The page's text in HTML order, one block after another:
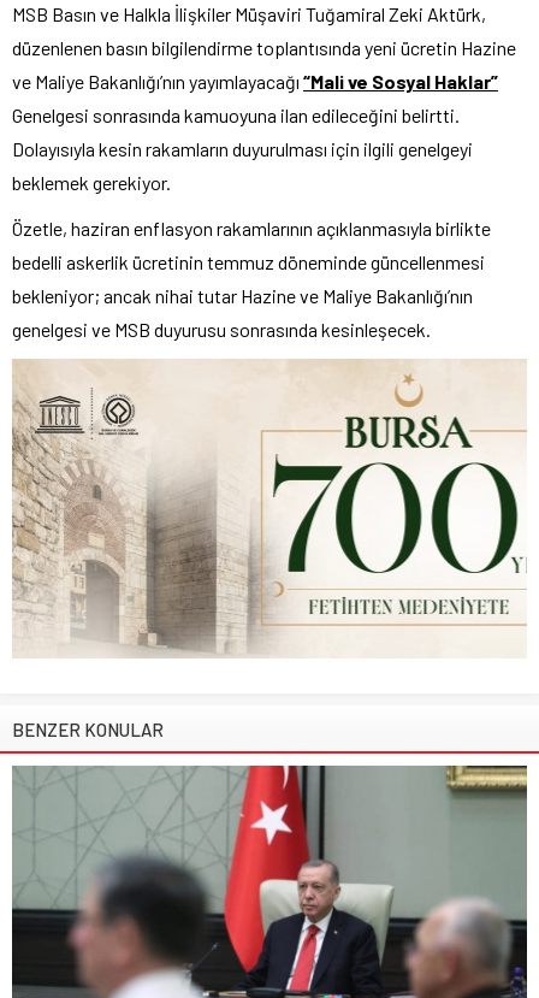
MSB Basın ve Halkla İlişkiler Müşaviri Tuğamiral Zeki Aktürk,
düzenlenen basın bilgilendirme toplantısında yeni ücretin Hazine
ve Maliye Bakanlığı’nın yayımlayacağı “Mali ve Sosyal Haklar”
Genelgesi sonrasında kamuoyuna ilan edileceğini belirtti.
Dolayısıyla kesin rakamların duyurulması için ilgili genelgeyi
beklemek gerekiyor.
Özetle, haziran enflasyon rakamlarının açıklanmasıyla birlikte
bedelli askerlik ücretinin temmuz döneminde güncellenmesi
bekleniyor; ancak nihai tutar Hazine ve Maliye Bakanlığı’nın
genelgesi ve MSB duyurusu sonrasında kesinleşecek.
BENZER KONULAR